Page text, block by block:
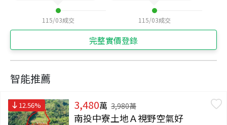
115/03成交 115/03成交
完整實價登錄
智能推薦
12.56% 3,480萬 3,980萬
南投中寮土地Ａ視野空氣好